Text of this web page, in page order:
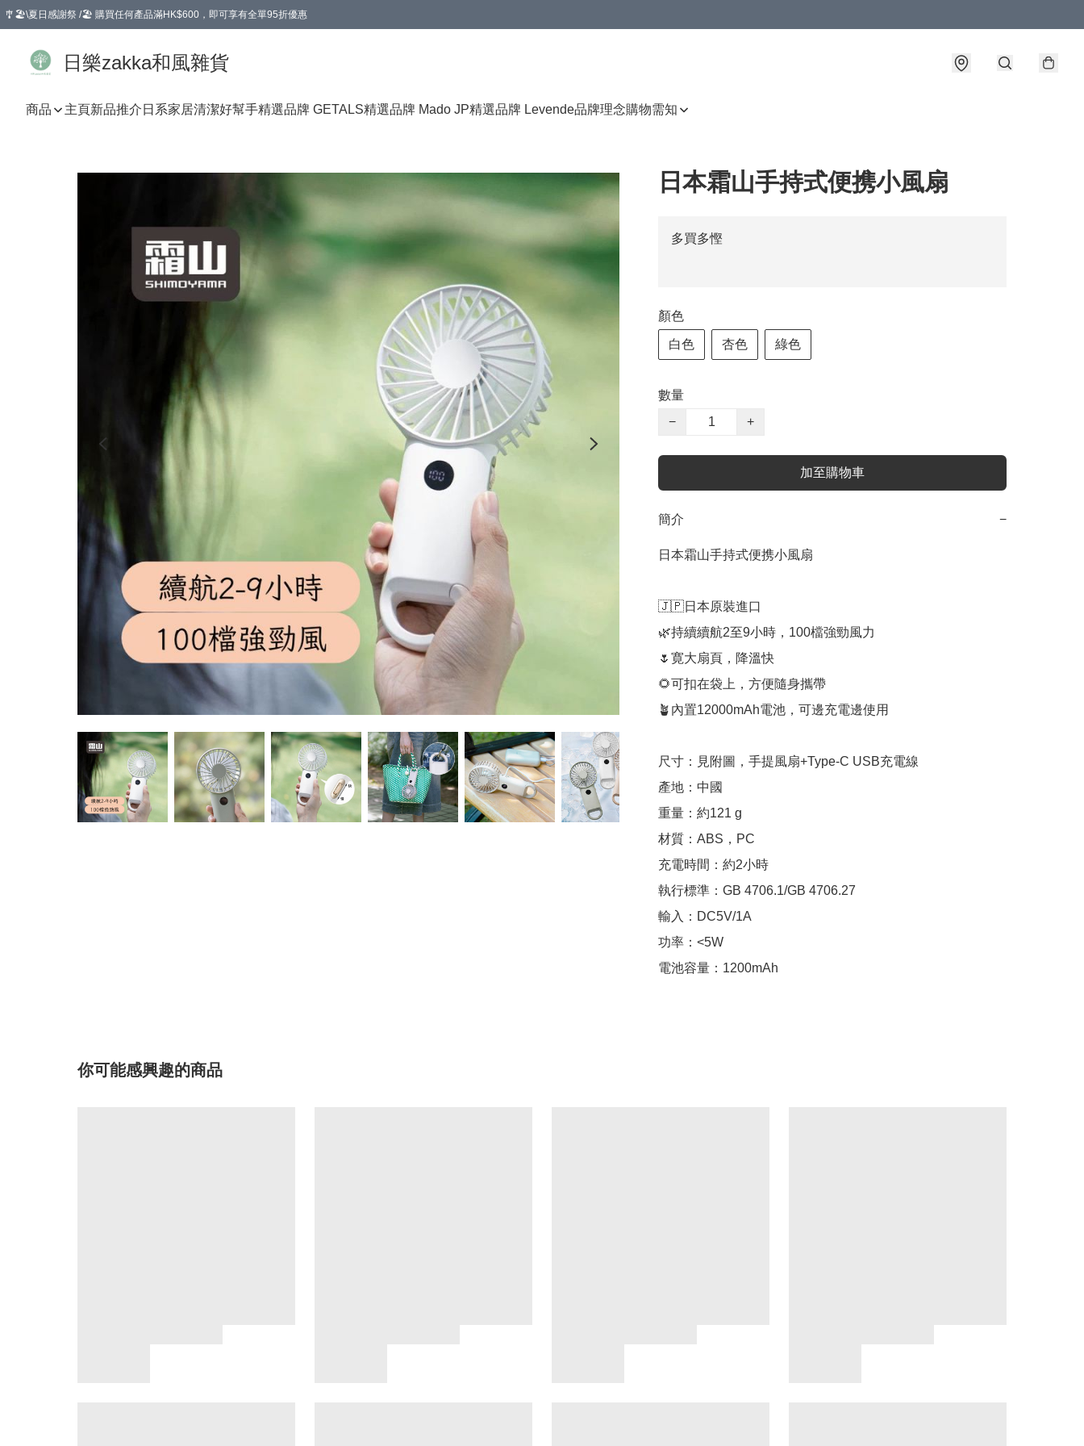
🎐🏖️\夏日感謝祭 /🏖️ 購買任何產品滿HK$600，即可享有全單95折優惠
日樂zakka和風雜貨
商品 主頁新品推介 日系家居清潔好幫手精選品牌 GETALS精選品牌 Mado JP精選品牌 Levende品牌理念購物需知
日本霜山手持式便携小風扇
多買多慳
顏色
白色 杏色 綠色
數量
−
+
加至購物車
簡介 −
日本霜山手持式便携小風扇
🇯🇵日本原裝進口
🌿持續續航2至9小時，100檔強勁風力
🌷寛大扇頁，降溫快
🌻可扣在袋上，方便隨身攜帶
🪴內置12000mAh電池，可邊充電邊使用
尺寸：見附圖，手提風扇+Type-C USB充電線
產地：中國
重量：約121 g
材質：ABS，PC
充電時間：約2小時
執行標準：GB 4706.1/GB 4706.27
輸入：DC5V/1A
功率：<5W
電池容量：1200mAh
你可能感興趣的商品